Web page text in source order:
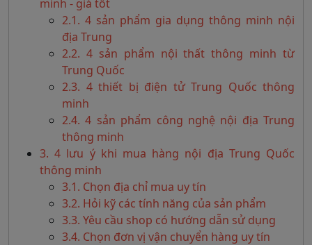
minh - giá tốt
2.1. 4 sản phẩm gia dụng thông minh nội
địa Trung
2.2. 4 sản phẩm nội thất thông minh từ
Trung Quốc
2.3. 4 thiết bị điện tử Trung Quốc thông
minh
2.4. 4 sản phẩm công nghệ nội địa Trung
thông minh
3. 4 lưu ý khi mua hàng nội địa Trung Quốc
thông minh
3.1. Chọn địa chỉ mua uy tín
3.2. Hỏi kỹ các tính năng của sản phẩm
3.3. Yêu cầu shop có hướng dẫn sử dụng
3.4. Chọn đơn vị vận chuyển hàng uy tín